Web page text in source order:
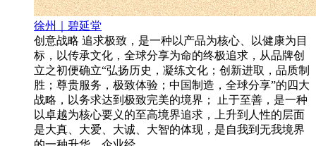
徐州｜碧延堂
创意战略 追求极致，是一种以产品为核心、以健康为目
标，以传承文化，全球分享为命的终极追求，从品牌创
立之初便确立“弘扬历史，凝练文化；创新进取，品质制
胜；尊贵服务，极致体验；中国制造，全球分享”的四大
战略，以务求达到极致完美的境界； 止于至善，是一种
以卓越为核心要义的至高境界追求，上升到人性的层面
是大真、大爱、大诚、大智的体现，是自我到无我境界